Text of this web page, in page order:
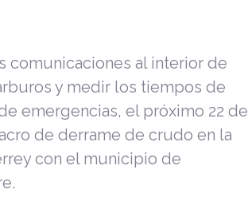
comunicaciones al interior de
y medir los tiempos de
emergencias, el próximo 22 de
de derrame de crudo en la
con el municipio de